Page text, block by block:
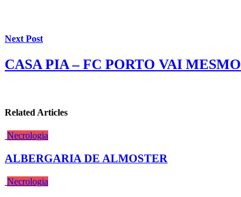
Next Post
CASA PIA – FC PORTO VAI
Related Articles
Necrologia
ALBERGARIA DE ALMOSTER
Necrologia